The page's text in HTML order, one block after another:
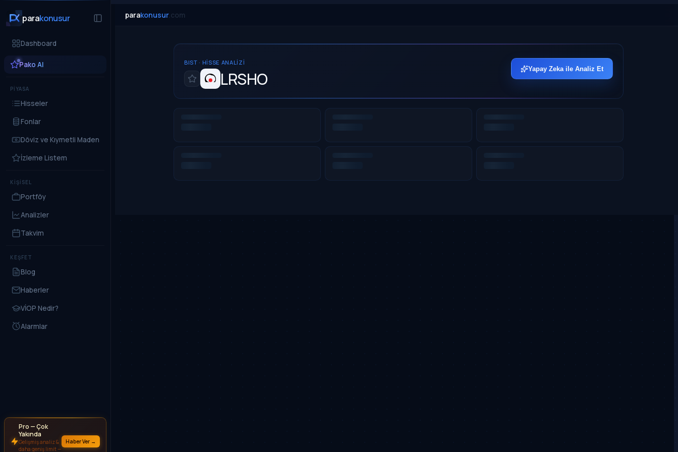
parakonusur
Dashboard
Pako AI
PİYASA
Hisseler
Fonlar
Döviz ve Kıymetli Maden
İzleme Listem
KİŞİSEL
Portföy
Analizler
Takvim
KEŞFET
Blog
Haberler
VİOP Nedir?
Alarmlar
Pro — Çok
Yakında
Gelişmiş analiz &
daha geniş limit —
Haber Ver →
parakonusur.com
BIST · HISSE ANALIZI
LRSHO Yapay Zeka ile Analiz Et